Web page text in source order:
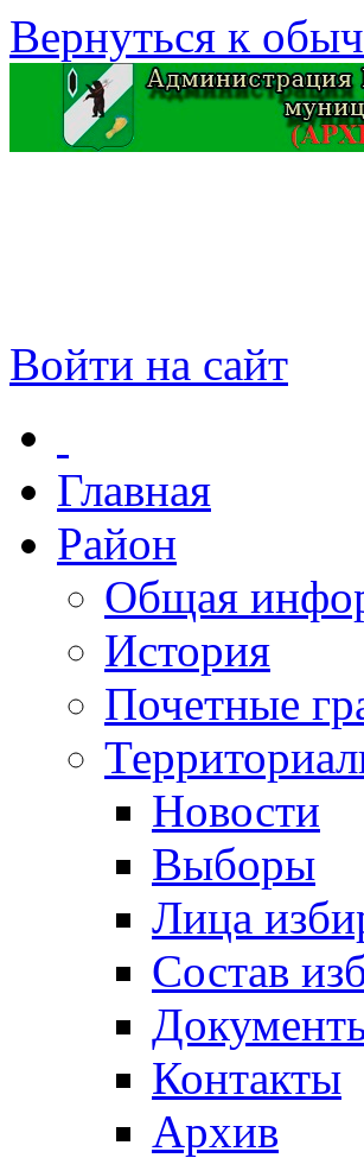
Вернуться к
Войти на сайт
Главная
Район
Общая
История
Почетные
Новости
Выборы
Лица
Состав
Контакты
Архив